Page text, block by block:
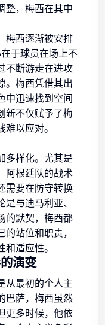
整，梅西在其中
梅西逐渐被安排
于球员在场上不
不断游走在进攻
。梅西凭借其出
中迅速找到空间
新不仅赋予了梅
以应对。
多样化。尤其是
阿根廷队的战术
需要在防守转换
与迪马利亚、
的默契，梅西都
站位和职责，
适应性。
演变
从最初的个人主
巴萨，梅西虽然
更多时候，他依